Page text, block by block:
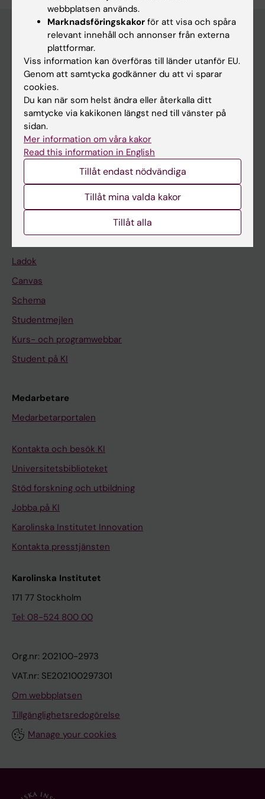
Huvudmeny
Utbildning
Forskarutbildning
Forskning
Om KI
Kalender
Ladok
Canvas
Schema
Studentmejlen
Kurs- och programwebbar
Student på KI
Medarbetare
Medarbetarportalen
Kontakta och besök KI
Universitetsbiblioteket
Stöd forskning och utbildning
Jobba på KI
Karolinska Institutet Innovation
Kontakta presstjänsten
Karolinska Institutet
171 77 Stockholm
Tel: 08-524 800 00
Org.nr: 202100-2973
VAT.nr: SE202100297301
Om webbplatsen
Tillgänglighetsredogörelse
Manage your cookies
webbplatsen används.
Marknadsföringskakor för att visa och spåra
relevant innehåll och annonser från externa
plattformar.
Viss information kan överföras till länder utanför EU.
Genom att samtycka godkänner du att vi sparar
cookies.
Du kan när som helst ändra eller återkalla ditt
samtycke via kakikonen längst ned till vänster på
sidan.
Mer information om våra kakor
Read this information in English
Tillåt endast nödvändiga
Tillåt mina valda kakor
Tillåt alla